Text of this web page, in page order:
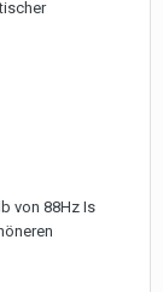
von 88Hz Is